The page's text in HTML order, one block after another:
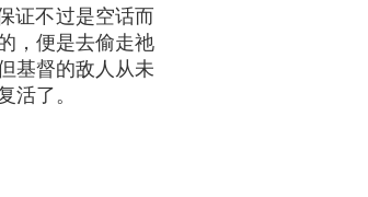
证不过是空话而
，便是去偷走祂
基督的敌人从未
活了。